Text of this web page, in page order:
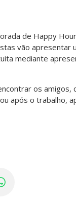
de Happy
vão apresentar
mediante
os amigos,
após o trabalho,